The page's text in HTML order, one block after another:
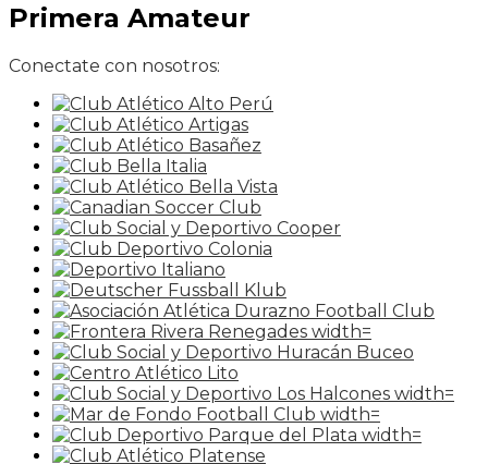
Primera Amateur
Conectate con nosotros: